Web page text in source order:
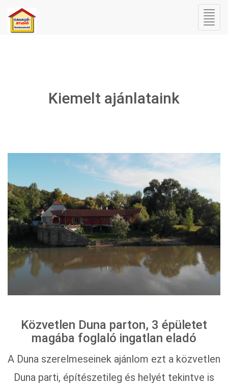
Kiemelt ajánlataink
Közvetlen Duna parton, 3 épületet
magába foglaló ingatlan eladó
A Duna szerelmeseinek ajánlom ezt a közvetlen
Duna parti, építészetileg és helyét tekintve is